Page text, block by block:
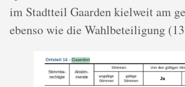
im Stadtteil Gaarden kielweit am
ebenso wie die Wahlbeteiligung